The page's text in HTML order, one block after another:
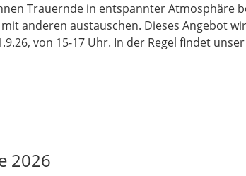
Trauernde in entspannter Atmosphäre
anderen austauschen. Dieses Angebot
von 15-17 Uhr. In der Regel findet
2026